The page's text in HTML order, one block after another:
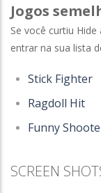
Jogos
Se você curtiu
entrar na sua lista
Stick Fighter
Ragdoll Hit
Funny
SCREEN